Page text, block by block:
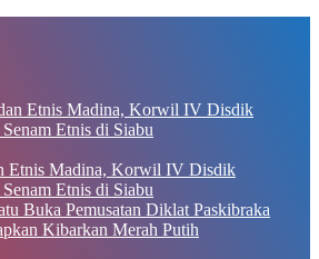
Etnis Madina, Korwil IV Disdik
Etnis di Siabu